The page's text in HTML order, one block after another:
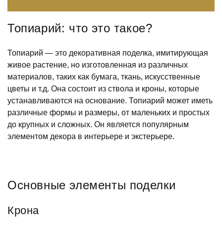
Топиарий: что это такое?
Топиарий — это декоративная поделка, имитирующая
живое растение, но изготовленная из различных
материалов, таких как бумага, ткань, искусственные
цветы и т.д. Она состоит из ствола и кроны, которые
устанавливаются на основание. Топиарий может иметь
различные формы и размеры, от маленьких и простых
до крупных и сложных. Он является популярным
элементом декора в интерьере и экстерьере.
Основные элементы поделки
Крона